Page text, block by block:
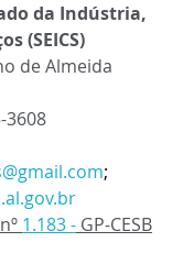
da Indústria,
(SEICS)
de Almeida
3608
;
1.183 - GP-CESB